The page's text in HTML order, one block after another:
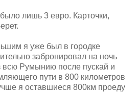
лишь 3 евро. Карточки,
я уже был в городке
забронировал на ночь
всю Румынию после пускай и
пути в 800 километров
я оставшиеся 800км проеду